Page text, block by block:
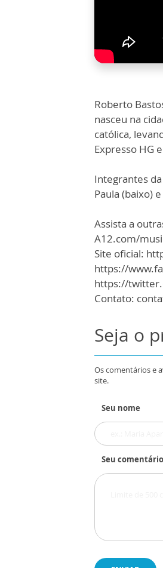
Roberto
nasceu na
católica,
Expresso HG
Integrantes
Paula (baixo)
Assista a
A12.com/
Site oficial:
https://
https://
Contato:
Seja o
Os comentários e
site.
Seu nome
Seu comentário